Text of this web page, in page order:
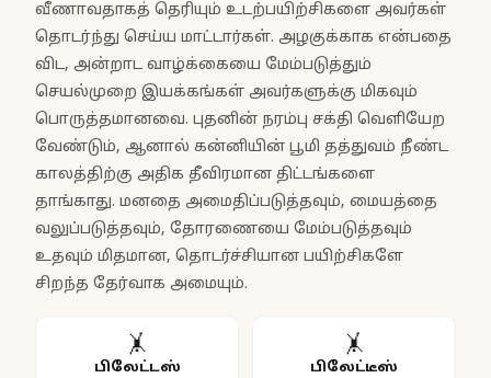
வீணாவதாகத் தெரியும் உடற்பயிற்சிகளை அவர்கள்
தொடர்ந்து செய்ய மாட்டார்கள். அழகுக்காக என்பதை
விட, அன்றாட வாழ்க்கையை மேம்படுத்தும்
செயல்முறை இயக்கங்கள் அவர்களுக்கு மிகவும்
பொருத்தமானவை. புதனின் நரம்பு சக்தி வெளியேற
வேண்டும், ஆனால் கன்னியின் பூமி தத்துவம் நீண்ட
காலத்திற்கு அதிக தீவிரமான திட்டங்களை
தாங்காது. மனதை அமைதிப்படுத்தவும், மையத்தை
வலுப்படுத்தவும், தோரணையை மேம்படுத்தவும்
உதவும் மிதமான, தொடர்ச்சியான பயிற்சிகளே
சிறந்த தேர்வாக அமையும்.
🤸
பிலேட்டஸ்
🤸
பிலேட்டீஸ்